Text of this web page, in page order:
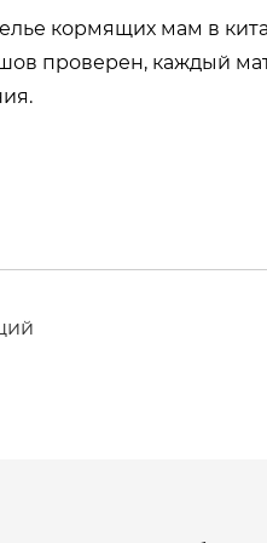
кормящих мам в
проверен, каждый